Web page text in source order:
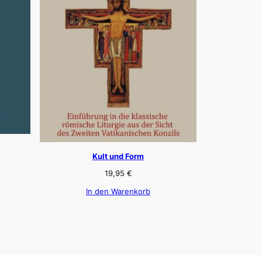
Kult und Form
19,95 €
In den Warenkorb